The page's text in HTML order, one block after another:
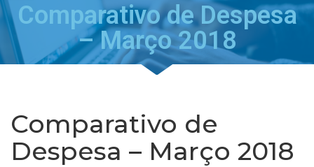
Comparativo de Despesa
– Março 2018
Comparativo de
Despesa – Março 2018